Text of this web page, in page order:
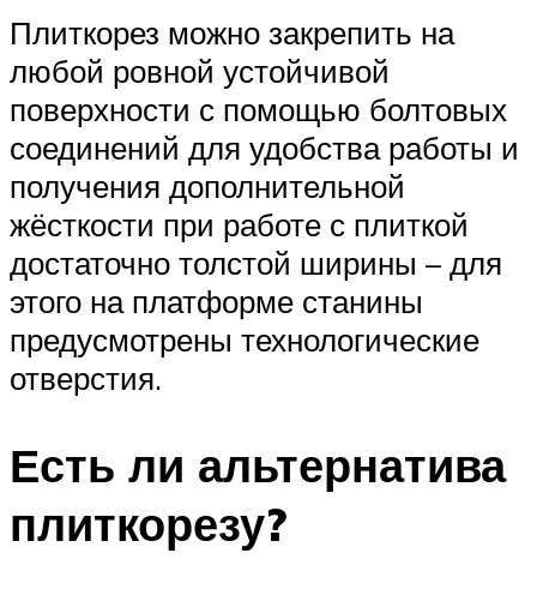
Плиткорез можно закрепить на
любой ровной устойчивой
поверхности с помощью болтовых
соединений для удобства работы и
получения дополнительной
жёсткости при работе с плиткой
достаточно толстой ширины – для
этого на платформе станины
предусмотрены технологические
отверстия.
Есть ли альтернатива
плиткорезу?